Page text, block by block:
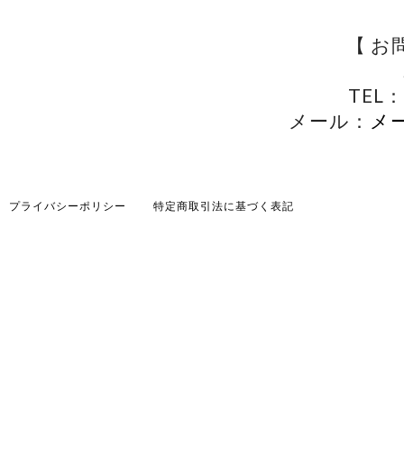
【
TEL
メール： メ
プライバシーポリシー 特定商取引法に基づく表記